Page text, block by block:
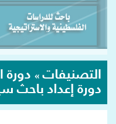
التصنيفات »
دورة إعداد باحث